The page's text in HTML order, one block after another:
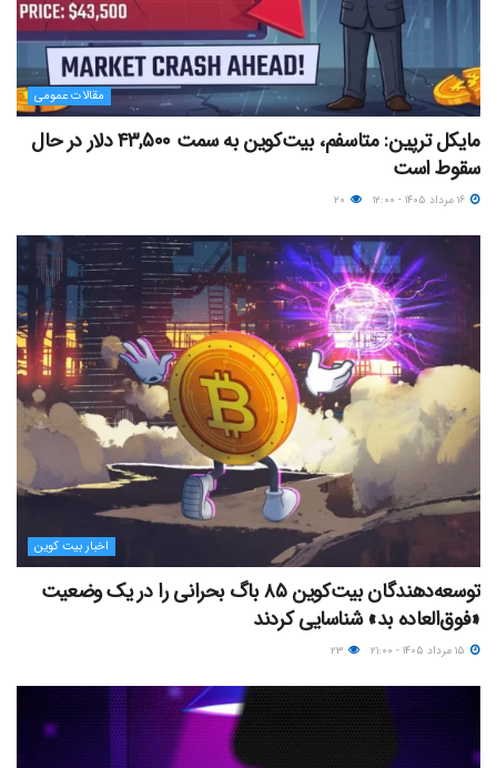
مقالات عمومی
مایکل ترپین: متاسفم، بیت‌کوین به سمت ۴۳,۵۰۰ دلار در حال
سقوط است
اخبار بیت کوین
توسعه‌دهندگان بیت‌کوین ۸۵ باگ بحرانی را در یک وضعیت
«فوق‌العاده بد» شناسایی کردند